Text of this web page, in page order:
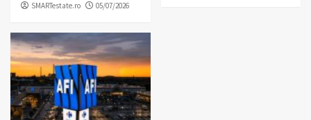
SMARTestate.ro 05/07/2026